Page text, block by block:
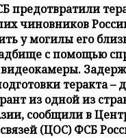
предотвратили
чиновников
у могилы его
с помощью
видеокамеры.
теракта –
из одной из
сообщили в
(ЦОС) ФСБ